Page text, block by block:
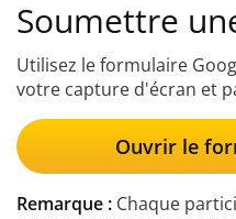
Soumettre
Utilisez le formulaire
votre capture d'écran et
Ouvrir le
Remarque : Chaque